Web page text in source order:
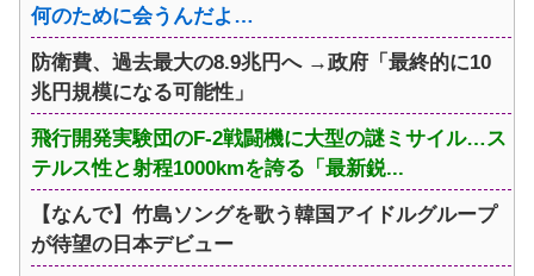
何のために会うんだよ…
防衛費、過去最大の8.9兆円へ →政府「最終的に10
兆円規模になる可能性」
飛行開発実験団のF-2戦闘機に大型の謎ミサイル…ス
テルス性と射程1000kmを誇る「最新鋭...
【なんで】竹島ソングを歌う韓国アイドルグループ
が待望の日本デビュー